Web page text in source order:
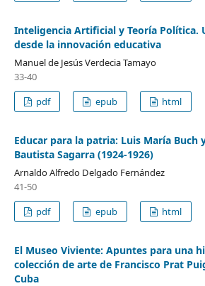
Inteligencia Artificial y Teoría Política.
desde la innovación educativa
Manuel de Jesús Verdecia Tamayo
33-40
pdf
epub html
Educar para la patria: Luis María Buch
Bautista Sagarra (1924-1926)
Arnaldo Alfredo Delgado Fernández
41-50
pdf
epub html
El Museo Viviente: Apuntes para una
colección de arte de Francisco Prat
Cuba